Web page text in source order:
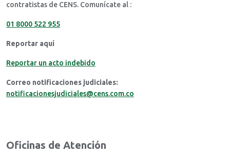
contratistas de CENS. Comunícate al :
01 8000 522 955
Reportar aquí
Reportar un acto indebido
Correo notificaciones judiciales:
notificacionesjudiciales@cens.com.co
Oficinas de Atención